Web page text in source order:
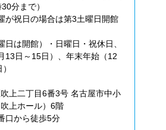
分まで）
が祝日の場合は第3土曜日開館
日は開館）・日曜日・祝休日、
13日～15日）、年末年始（12
上二丁目6番3号 名古屋市中小
上ホール）6階
口から徒歩5分